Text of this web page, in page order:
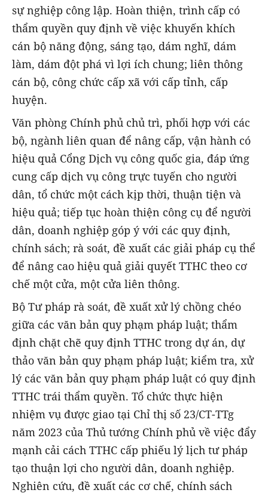
sự nghiệp công lập. Hoàn thiện, trình cấp có
thẩm quyền quy định về việc khuyến khích
cán bộ năng động, sáng tạo, dám nghĩ, dám
làm, dám đột phá vì lợi ích chung; liên thông
cán bộ, công chức cấp xã với cấp tỉnh, cấp
huyện.
Văn phòng Chính phủ chủ trì, phối hợp với các
bộ, ngành liên quan để nâng cấp, vận hành có
hiệu quả Cổng Dịch vụ công quốc gia, đáp ứng
cung cấp dịch vụ công trực tuyến cho người
dân, tổ chức một cách kịp thời, thuận tiện và
hiệu quả; tiếp tục hoàn thiện công cụ để người
dân, doanh nghiệp góp ý với các quy định,
chính sách; rà soát, đề xuất các giải pháp cụ thể
để nâng cao hiệu quả giải quyết TTHC theo cơ
chế một cửa, một cửa liên thông.
Bộ Tư pháp rà soát, đề xuất xử lý chồng chéo
giữa các văn bản quy phạm pháp luật; thẩm
định chặt chẽ quy định TTHC trong dự án, dự
thảo văn bản quy phạm pháp luật; kiểm tra, xử
lý các văn bản quy phạm pháp luật có quy định
TTHC trái thẩm quyền. Tổ chức thực hiện
nhiệm vụ được giao tại Chỉ thị số 23/CT-TTg
năm 2023 của Thủ tướng Chính phủ về việc đẩy
mạnh cải cách TTHC cấp phiếu lý lịch tư pháp
tạo thuận lợi cho người dân, doanh nghiệp.
Nghiên cứu, đề xuất các cơ chế, chính sách